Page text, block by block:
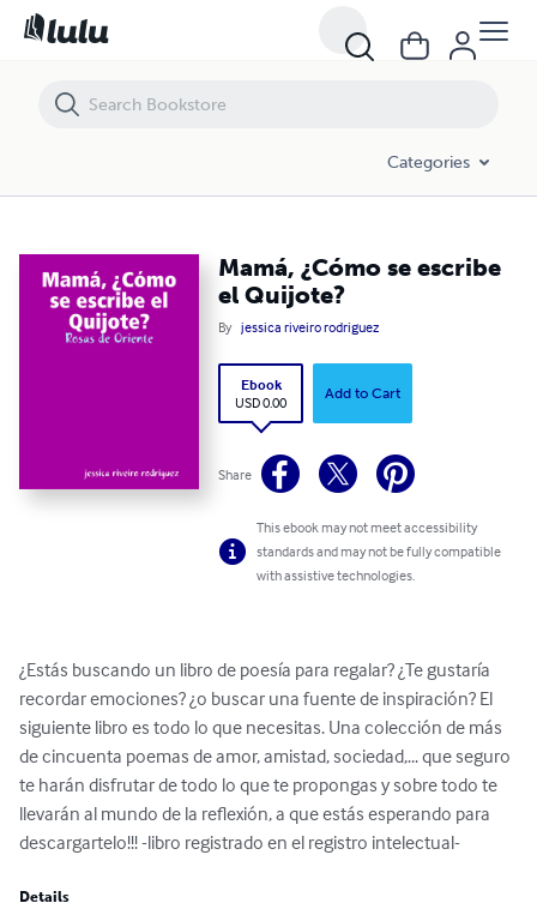
Categories
Mamá, ¿Cómo se escribe
el Quijote?
By jessica riveiro rodriguez
Ebook
USD 0.00
Add to Cart
Share
This ebook may not meet accessibility
standards and may not be fully compatible
with assistive technologies.
¿Estás buscando un libro de poesía para regalar? ¿Te gustaría
recordar emociones? ¿o buscar una fuente de inspiración? El
siguiente libro es todo lo que necesitas. Una colección de más
de cincuenta poemas de amor, amistad, sociedad,... que seguro
te harán disfrutar de todo lo que te propongas y sobre todo te
llevarán al mundo de la reflexión, a que estás esperando para
descargartelo!!! -libro registrado en el registro intelectual-
Details
Mamá, ¿Cómo se escribe el Quijote?